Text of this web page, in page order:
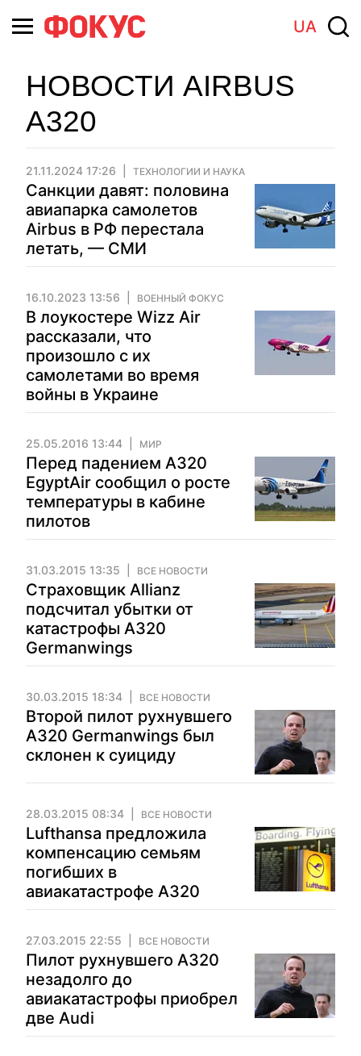
UA
НОВОСТИ AIRBUS
A320
21.11.2024 17:26 ТЕХНОЛОГИИ И НАУКА
Санкции давят: половина
авиапарка самолетов
Airbus в РФ перестала
летать, — СМИ
16.10.2023 13:56 ВОЕННЫЙ ФОКУС
В лоукостере Wizz Air
рассказали, что
произошло с их
самолетами во время
войны в Украине
25.05.2016 13:44 МИР
Перед падением А320
EgyptAir сообщил о росте
температуры в кабине
пилотов
31.03.2015 13:35 ВСЕ НОВОСТИ
Страховщик Allianz
подсчитал убытки от
катастрофы А320
Germanwings
30.03.2015 18:34 ВСЕ НОВОСТИ
Второй пилот рухнувшего
А320 Germanwings был
склонен к суициду
28.03.2015 08:34 ВСЕ НОВОСТИ
Lufthansa предложила
компенсацию семьям
погибших в
авиакатастрофе А320
27.03.2015 22:55 ВСЕ НОВОСТИ
Пилот рухнувшего А320
незадолго до
авиакатастрофы приобрел
две Audi